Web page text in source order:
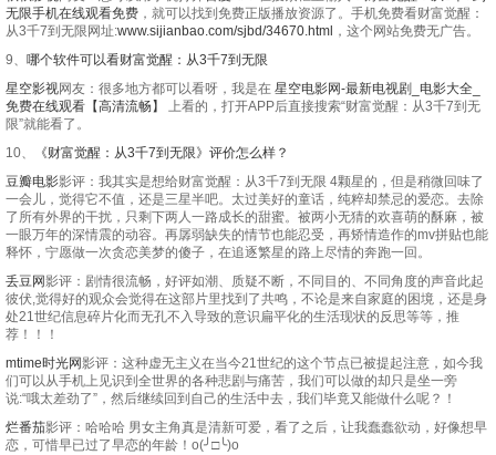
无限手机在线观看免费 ，就可以找到免费正版播放资源了。手机免费看财富觉醒：
从3千7到无限网址:www.sijianbao.com/sjbd/34670.html ，这个网站免费无广告。
9、 哪个软件可以看财富觉醒：从3千7到无限
星空影视网友：很多地方都可以看呀，我是在 星空电影网-最新电视剧_电影大全_
免费在线观看【高清流畅】
上看的，打开APP后直接搜索“财富觉醒：从3千7到无
限”就能看了。
10、
《财富觉醒：从3千7到无限》评价怎么样？
豆瓣电影影评：我其实是想给财富觉醒：从3千7到无限 4颗星的，但是稍微回味了
一会儿，觉得它不值，还是三星半吧。太过美好的童话，纯粹却禁忌的爱恋。去除
了所有外界的干扰，只剩下两人一路成长的甜蜜。被两小无猜的欢喜萌的酥麻，被
一眼万年的深情震的动容。再孱弱缺失的情节也能忍受，再矫情造作的mv拼贴也能
释怀，宁愿做一次贪恋美梦的傻子，在追逐繁星的路上尽情的奔跑一回。
丢豆网影评：剧情很流畅，好评如潮、质疑不断，不同目的、不同角度的声音此起
彼伏,觉得好的观众会觉得在这部片里找到了共鸣，不论是来自家庭的困境，还是身
处21世纪信息碎片化而无孔不入导致的意识扁平化的生活现状的反思等等，推
荐！！！
mtime时光网影评：这种虚无主义在当今21世纪的这个节点已被提起注意，如今我
们可以从手机上见识到全世界的各种悲剧与痛苦，我们可以做的却只是坐一旁
说:“哦太差劲了”，然后继续回到自己的生活中去，我们毕竟又能做什么呢？！
烂番茄影评：哈哈哈 男女主角真是清新可爱，看了之后，让我蠢蠢欲动，好像想早
恋，可惜早已过了早恋的年龄！o(╯□╰)o